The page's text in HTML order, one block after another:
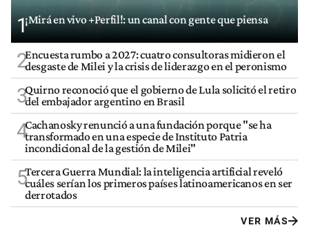
1¡Mirá en vivo +Perfil!: un canal con gente que piensa
2Encuesta rumbo a 2027: cuatro consultoras midieron el
desgaste de Milei y la crisis de liderazgo en el peronismo
3Quirno reconoció que el gobierno de Lula solicitó el retiro
del embajador argentino en Brasil
4Cachanosky renunció a una fundación porque "se ha
transformado en una especie de Instituto Patria
incondicional de la gestión de Milei"
5Tercera Guerra Mundial: la inteligencia artificial reveló
cuáles serían los primeros países latinoamericanos en ser
derrotados
VER MÁS